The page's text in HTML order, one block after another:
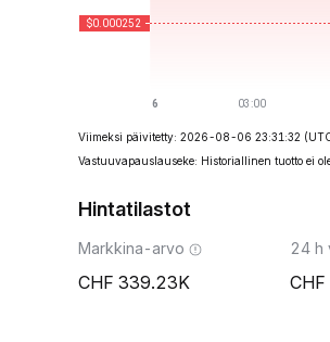
Viimeksi päivitetty: 2026-08-06 23:31:32
Vastuuvapauslauseke: Historiallinen tuotto ei
Hintatilastot
Markkina-arvo
339.23K
24 h